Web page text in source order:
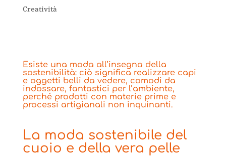
Creatività
Esiste una moda all’insegna della
sostenibilità: ciò significa realizzare capi
e oggetti belli da vedere, comodi da
indossare, fantastici per l’ambiente,
perché prodotti con materie prime e
processi artigianali non inquinanti.
La moda sostenibile del
cuoio e della vera pelle